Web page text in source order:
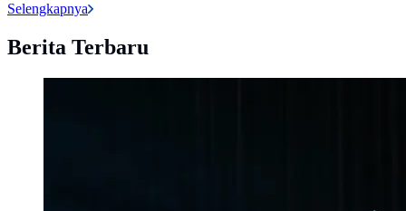
Selengkapnya
Berita Terbaru